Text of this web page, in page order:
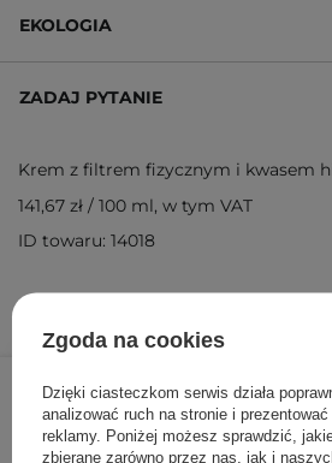
DODAJ
EKOLOGIA
ZADAJ PYTANIE
Krem z filtrem fizycznym i kwasem
141,67 zł / 100 ml, w tym VAT
ID towaru: 14018
Zgoda na cookies
Dzięki ciasteczkom serwis działa
analizować ruch na stronie i
reklamy. Poniżej możesz sprawdzić,
zbierane zarówno przez nas, jak i